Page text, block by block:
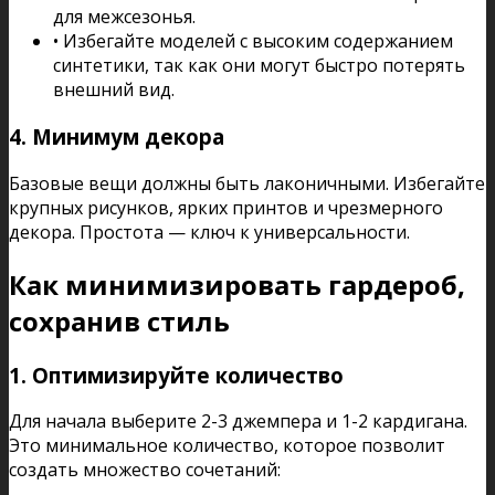
для межсезонья.
• Избегайте моделей с высоким содержанием
синтетики, так как они могут быстро потерять
внешний вид.
4. Минимум декора
Базовые вещи должны быть лаконичными. Избегайте
крупных рисунков, ярких принтов и чрезмерного
декора. Простота — ключ к универсальности.
Как минимизировать гардероб,
сохранив стиль
1. Оптимизируйте количество
Для начала выберите 2-3 джемпера и 1-2 кардигана.
Это минимальное количество, которое позволит
создать множество сочетаний: